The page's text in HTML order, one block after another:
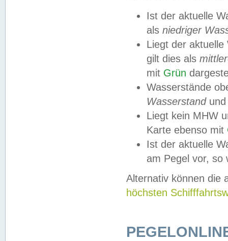
Ist der aktuelle
als niedriger
Liegt der
gilt dies als
mit Grün
Wasserstände
Wasserstandund
Liegt kein MHW
Karte ebenso mit
Ist der aktuelle
am Pegel vor,
Alternativ können die
höchsten